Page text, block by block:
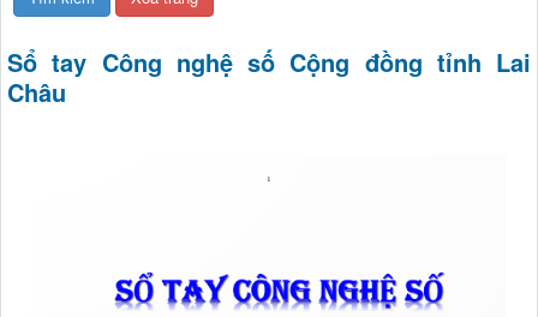
Sổ tay Công nghệ số Cộng đồng tỉnh Lai
Châu